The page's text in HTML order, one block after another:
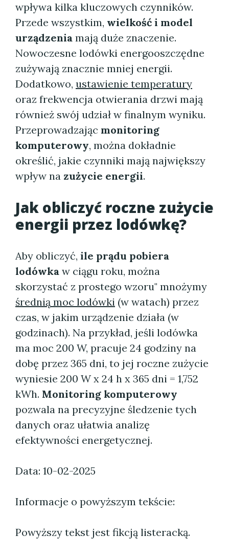
wpływa kilka kluczowych czynników.
Przede wszystkim, wielkość i model
urządzenia mają duże znaczenie.
Nowoczesne lodówki energooszczędne
zużywają znacznie mniej energii.
Dodatkowo, ustawienie temperatury
oraz frekwencja otwierania drzwi mają
również swój udział w finalnym wyniku.
Przeprowadzając monitoring
komputerowy, można dokładnie
określić, jakie czynniki mają największy
wpływ na zużycie energii.
Jak obliczyć roczne zużycie
energii przez lodówkę?
Aby obliczyć, ile prądu pobiera
lodówka w ciągu roku, można
skorzystać z prostego wzoru" mnożymy
średnią moc lodówki (w watach) przez
czas, w jakim urządzenie działa (w
godzinach). Na przykład, jeśli lodówka
ma moc 200 W, pracuje 24 godziny na
dobę przez 365 dni, to jej roczne zużycie
wyniesie 200 W x 24 h x 365 dni = 1,752
kWh. Monitoring komputerowy
pozwala na precyzyjne śledzenie tych
danych oraz ułatwia analizę
efektywności energetycznej.
Data: 10-02-2025
Informacje o powyższym tekście:
Powyższy tekst jest fikcją listeracką.